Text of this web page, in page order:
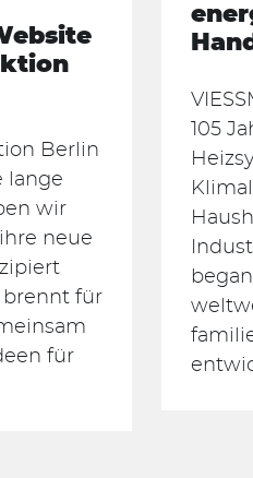
Berlin
lange
wir
neue
brennt für
für
105